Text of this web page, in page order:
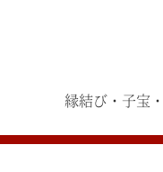
縁結び・子宝